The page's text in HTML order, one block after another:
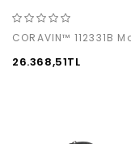
26.368,51TL